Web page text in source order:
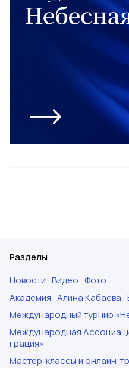
Разделы
Новости Видео Фото
Академия Алина Кабаева
Международный турнир
Международная
грация»
Мастер-классы и онлайн-